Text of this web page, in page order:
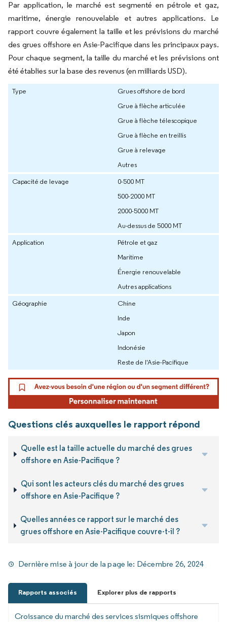
Par application, le marché est segmenté en pétrole et gaz,
maritime, énergie renouvelable et autres applications. Le
rapport couvre également la taille et les prévisions du marché
des grues offshore en Asie-Pacifique dans les principaux pays.
Pour chaque segment, la taille du marché et les prévisions ont
été établies sur la base des revenus (en milliards USD).
Type
Grues offshore de bord
Grue à flèche articulée
Grue à flèche télescopique
Grue à flèche en treillis
Grue à relevage
Autres
Capacité de levage
0-500 MT
500-2000 MT
2000-5000 MT
Au-dessus de 5000 MT
Application
Pétrole et gaz
Maritime
Énergie renouvelable
Autres applications
Géographie
Chine
Inde
Japon
Indonésie
Reste de l'Asie-Pacifique
Questions clés auxquelles le rapport répond
Quelle est la taille actuelle du marché des grues
offshore en Asie-Pacifique ?
Qui sont les acteurs clés du marché des grues
offshore en Asie-Pacifique ?
Quelles années ce rapport sur le marché des
grues offshore en Asie-Pacifique couvre-t-il ?
Dernière mise à jour de la page le: Décembre 26, 2024
Rapports associés Explorer plus de rapports
Croissance du marché des services sismiques offshore